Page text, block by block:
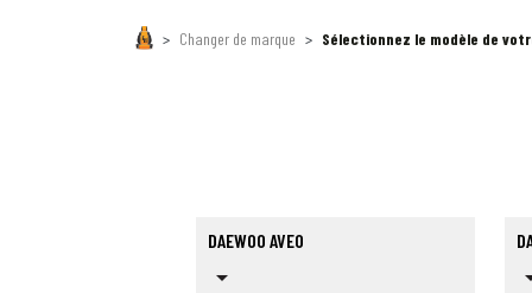
Changer de marque Sélectionnez le modèle de
DAEWOO AVEO
arrow_drop_down